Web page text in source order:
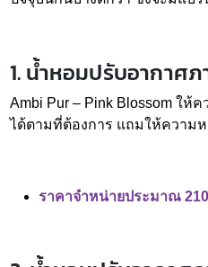
1. น้ำหอมปรับอากาศ
Ambi Pur – Pink Blossom ใ
ได้ตามที่ต้องการ แถมให้ความ
ราคาจำหน่ายประมาณ